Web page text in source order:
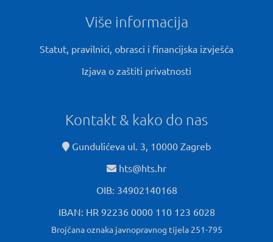
Više informacija
Statut, pravilnici, obrasci i financijska izvješća
Izjava o zaštiti privatnosti
Kontakt & kako do nas
Gundulićeva ul. 3, 10000 Zagreb
hts@hts.hr
OIB: 34902140168
IBAN: HR 92236 0000 110 123 6028
Brojčana oznaka javnopravnog tijela 251-795